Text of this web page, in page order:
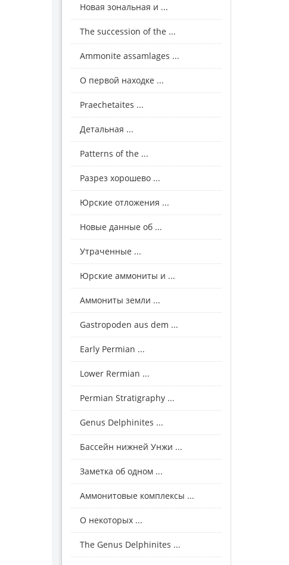
Новая зональная и ...
The succession of the ...
Ammonite assamlages ...
О первой находке ...
Praechetaites ...
Детальная ...
Patterns of the ...
Разрез хорошево ...
Юрские отложения ...
Новые данные об ...
Утраченные ...
Юрские аммониты и ...
Аммониты земли ...
Gastropoden aus dem ...
Early Permian ...
Lower Rermian ...
Permian Stratigraphy ...
Genus Delphinites ...
Бассейн нижней Унжи ...
Заметка об одном ...
Аммонитовые комплексы ...
О некоторых ...
The Genus Delphinites ...